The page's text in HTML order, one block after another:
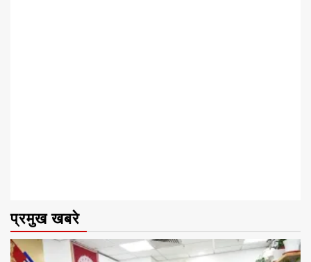
प्रमुख खबरे